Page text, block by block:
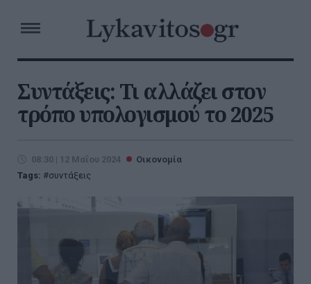
Συντάξεις: Τι αλλάζει στον
τρόπο υπολογισμού το 2025
08:30 | 12 Μαΐου 2024
Οικονομία
Tags:
συντάξεις